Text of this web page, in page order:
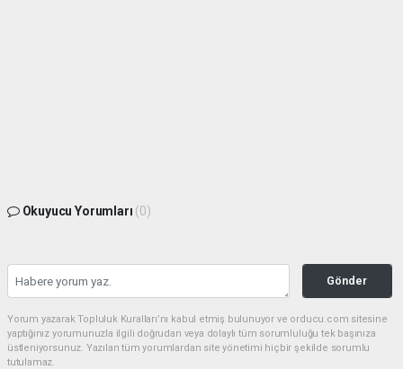
Okuyucu Yorumları (0)
Gönder
Yorum yazarak Topluluk Kuralları’nı kabul etmiş bulunuyor ve orducu.com sitesine
yaptığınız yorumunuzla ilgili doğrudan veya dolaylı tüm sorumluluğu tek başınıza
üstleniyorsunuz. Yazılan tüm yorumlardan site yönetimi hiçbir şekilde sorumlu
tutulamaz.